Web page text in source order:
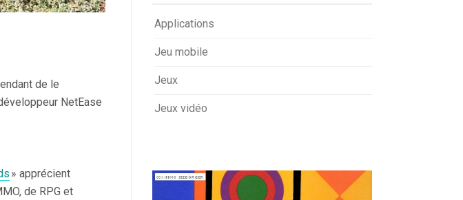
de le
NetEase
» apprécient
de RPG et
Applications
Jeu mobile
Jeux
Jeux vidéo